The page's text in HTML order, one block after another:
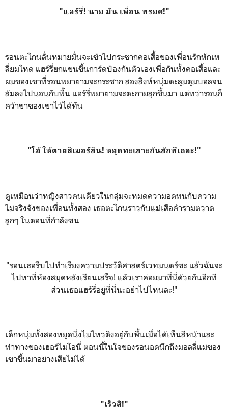
"แฮร์รี่! นาย มัน เพื่อน ทรยศ!"
รอนตะโกนลั่นหมายมั่นจะเข้าไปกระชากคอเสื้อของเพื่อนรักหักเห
ลี่ยมโหด แฮร์รี่ยกแขนขึ้นการ์ดป้องกันตัวเองเพื่อกันทั้งคอเสื้อและ
ผมของเขาที่รอนพยายามจะกระชาก สองสิงห์หนุ่มตะลุมตุมบอลจน
ล้มลงไปนอนกับพื้น แฮร์รี่พยายามจะตะกายลุกขึ้นมา แต่ทว่ารอนก็
คว้าขาของเขาไว้ได้ทัน
"โอ้ ให้ตายสิเมอร์ลิน! หยุดทะเลาะกันสักทีเถอะ!"
ดูเหมือนว่าหญิงสาวคนเดียวในกลุ่มจะหมดความอดทนกับความ
ไม่จริงจังของเพื่อนทั้งสอง เธอตะโกนราวกับแม่เสือคำรามตวาด
ลูกๆ ในตอนที่กำลังซน
"รอนเธอรีบไปทำเรียงความประวัติศาสตร์เวทมนตร์ซะ แล้วฉันจะ
ไปหาที่ห้องสมุดหลังเรียนเสร็จ! แล้วเราค่อยมาที่นี่ด้วยกันอีกที
ส่วนเธอแฮร์รี่อยู่ที่นี่นะอย่าไปไหนละ!"
เด็กหนุ่มทั้งสองหยุดนิ่งไม่ไหวติงอยู่กับพื้นเมื่อได้เห็นสีหน้าและ
ท่าทางของเฮอร์ไมโอนี่ ตอนนี้ในใจของรอนอดนึกถึงมอลลี่แม่ของ
เขาขึ้นมาอย่างเสียไม่ได้
"เร็วสิ!"